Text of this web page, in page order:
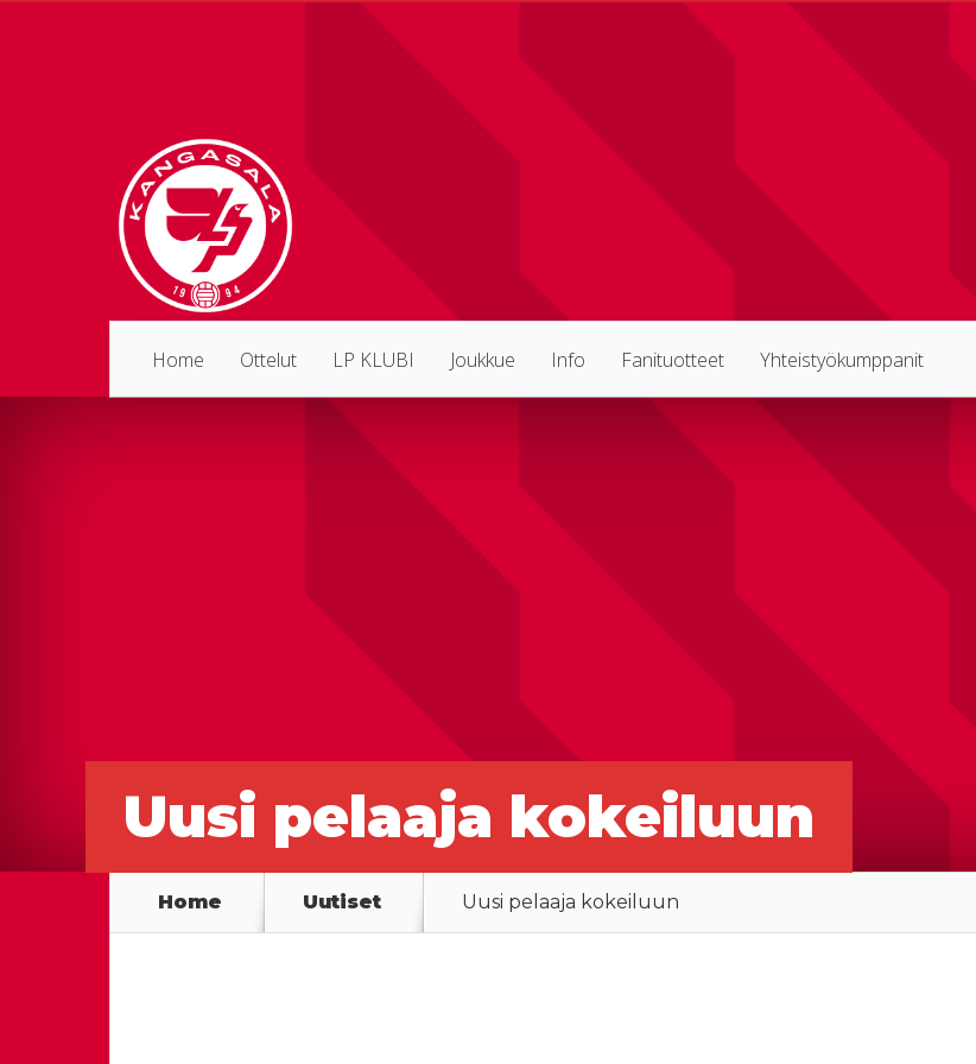
Home Ottelut LP KLUBI Joukkue Info Fanituotteet Yhteistyökumppanit
Uusi pelaaja kokeiluun
Home Uutiset Uusi pelaaja kokeiluun